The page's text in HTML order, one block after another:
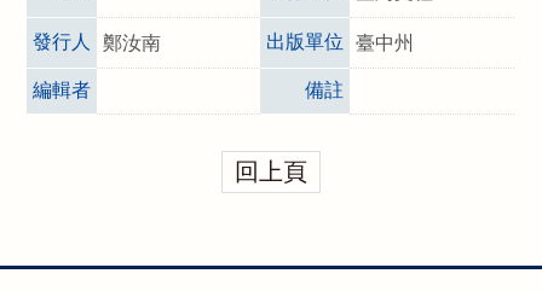
發行人 鄭汝南 出版單位 臺中州
編輯者 備註
回上頁